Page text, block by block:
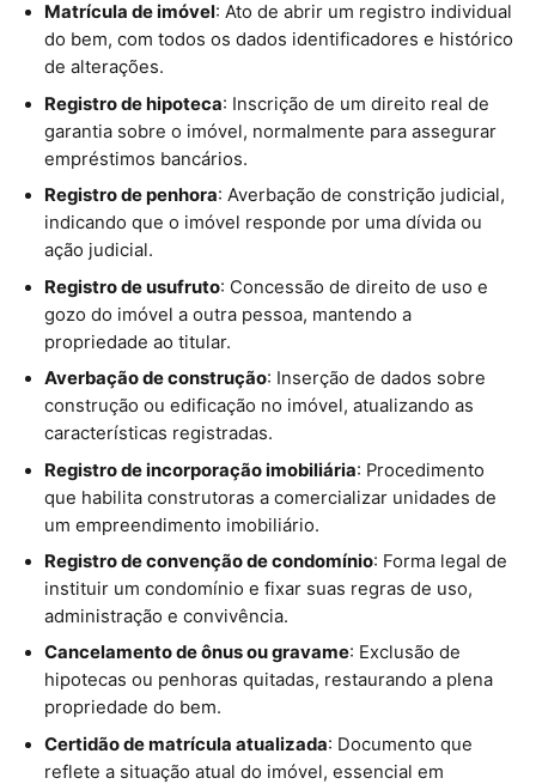
Matrícula de imóvel: Ato de abrir um registro individual
do bem, com todos os dados identificadores e histórico
de alterações.
Registro de hipoteca: Inscrição de um direito real de
garantia sobre o imóvel, normalmente para assegurar
empréstimos bancários.
Registro de penhora: Averbação de constrição judicial,
indicando que o imóvel responde por uma dívida ou
ação judicial.
Registro de usufruto: Concessão de direito de uso e
gozo do imóvel a outra pessoa, mantendo a
propriedade ao titular.
Averbação de construção: Inserção de dados sobre
construção ou edificação no imóvel, atualizando as
características registradas.
Registro de incorporação imobiliária: Procedimento
que habilita construtoras a comercializar unidades de
um empreendimento imobiliário.
Registro de convenção de condomínio: Forma legal de
instituir um condomínio e fixar suas regras de uso,
administração e convivência.
Cancelamento de ônus ou gravame: Exclusão de
hipotecas ou penhoras quitadas, restaurando a plena
propriedade do bem.
Certidão de matrícula atualizada: Documento que
reflete a situação atual do imóvel, essencial em